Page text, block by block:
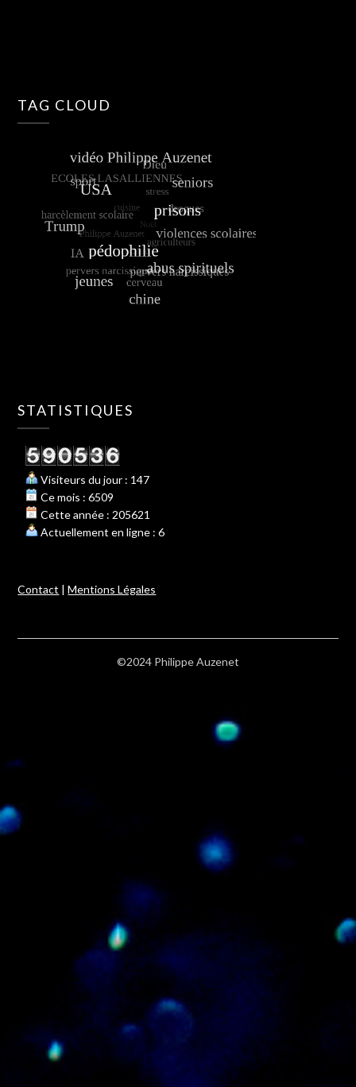
TAG CLOUD
STATISTIQUES
Visiteurs du jour : 147
Ce mois : 6509
Cette année : 205621
Actuellement en ligne : 6
Contact |Mentions Légales
©2024 Philippe Auzenet